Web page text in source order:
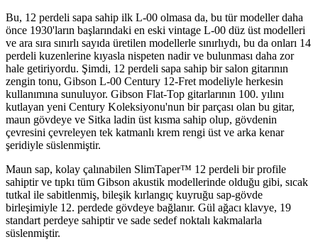
Bu, 12 perdeli sapa sahip ilk L-00 olmasa da, bu tür modeller daha
önce 1930'ların başlarındaki en eski vintage L-00 düz üst modelleri
ve ara sıra sınırlı sayıda üretilen modellerle sınırlıydı, bu da onları 14
perdeli kuzenlerine kıyasla nispeten nadir ve bulunması daha zor
hale getiriyordu. Şimdi, 12 perdeli sapa sahip bir salon gitarının
zengin tonu, Gibson L-00 Century 12-Fret modeliyle herkesin
kullanımına sunuluyor. Gibson Flat-Top gitarlarının 100. yılını
kutlayan yeni Century Koleksiyonu'nun bir parçası olan bu gitar,
maun gövdeye ve Sitka ladin üst kısma sahip olup, gövdenin
çevresini çevreleyen tek katmanlı krem rengi üst ve arka kenar
şeridiyle süslenmiştir.
Maun sap, kolay çalınabilen SlimTaper™ 12 perdeli bir profile
sahiptir ve tıpkı tüm Gibson akustik modellerinde olduğu gibi, sıcak
tutkal ile sabitlenmiş, bileşik kırlangıç kuyruğu sap-gövde
birleşimiyle 12. perdede gövdeye bağlanır. Gül ağacı klavye, 19
standart perdeye sahiptir ve sade sedef noktalı kakmalarla
süslenmiştir.